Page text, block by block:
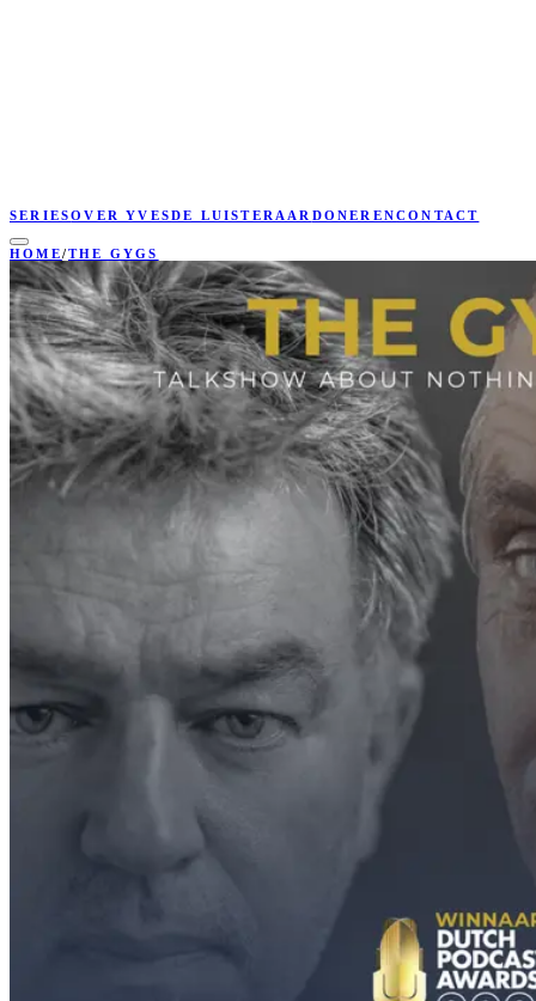
SERIESOVER YVESDE LUISTERAAR DONERENCONTACT
HOME/THE GYGS